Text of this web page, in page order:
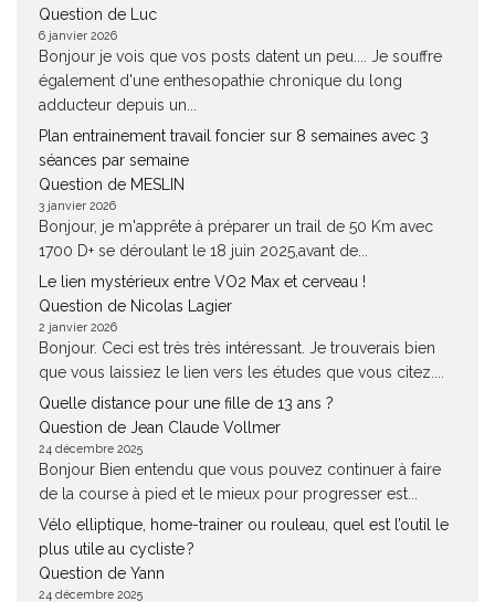
Question de Luc
6 janvier 2026
Bonjour je vois que vos posts datent un peu.... Je souffre
également d'une enthesopathie chronique du long
adducteur depuis un...
Plan entrainement travail foncier sur 8 semaines avec 3
séances par semaine
Question de MESLIN
3 janvier 2026
Bonjour, je m'apprête à préparer un trail de 50 Km avec
1700 D+ se déroulant le 18 juin 2025,avant de...
Le lien mystérieux entre VO2 Max et cerveau !
Question de Nicolas Lagier
2 janvier 2026
Bonjour. Ceci est très très intéressant. Je trouverais bien
que vous laissiez le lien vers les études que vous citez....
Quelle distance pour une fille de 13 ans ?
Question de Jean Claude Vollmer
24 décembre 2025
Bonjour Bien entendu que vous pouvez continuer à faire
de la course à pied et le mieux pour progresser est...
Vélo elliptique, home-trainer ou rouleau, quel est l’outil le
plus utile au cycliste ?
Question de Yann
24 décembre 2025